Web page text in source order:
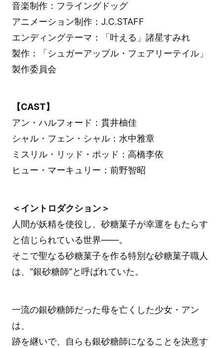
音楽制作：フライングドッグ
アニメーション制作：J.C.STAFF
エンディングテーマ：「叶える」諸星すみれ
製作：「シュガーアップル・フェアリーテイル」
製作委員会
【CAST】
アン・ハルフォード：貫井柚佳
シャル・フェン・シャル：水中雅章
ミスリル・リッド・ポッド：高橋李依
ヒュー・マーキュリー：前野智昭
＜イントロダクション＞
人間が妖精を使役し、砂糖菓子が幸運をもたらす
と信じられている世界――。
そこで聖なる砂糖菓子を作る特別な砂糖菓子職人
は、“銀砂糖師”と呼ばれていた。
一流の銀砂糖師だった母を亡くした少女・アン
は、
跡を継いで、自らも銀砂糖師になることを決意す